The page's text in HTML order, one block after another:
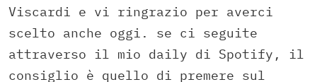
Viscardi e vi ringrazio per averci
scelto anche oggi. se ci seguite
attraverso il mio daily di Spotify, il
consiglio è quello di premere sul